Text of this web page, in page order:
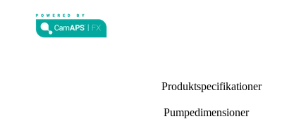
Produktspecifikationer
Pumpedimensioner